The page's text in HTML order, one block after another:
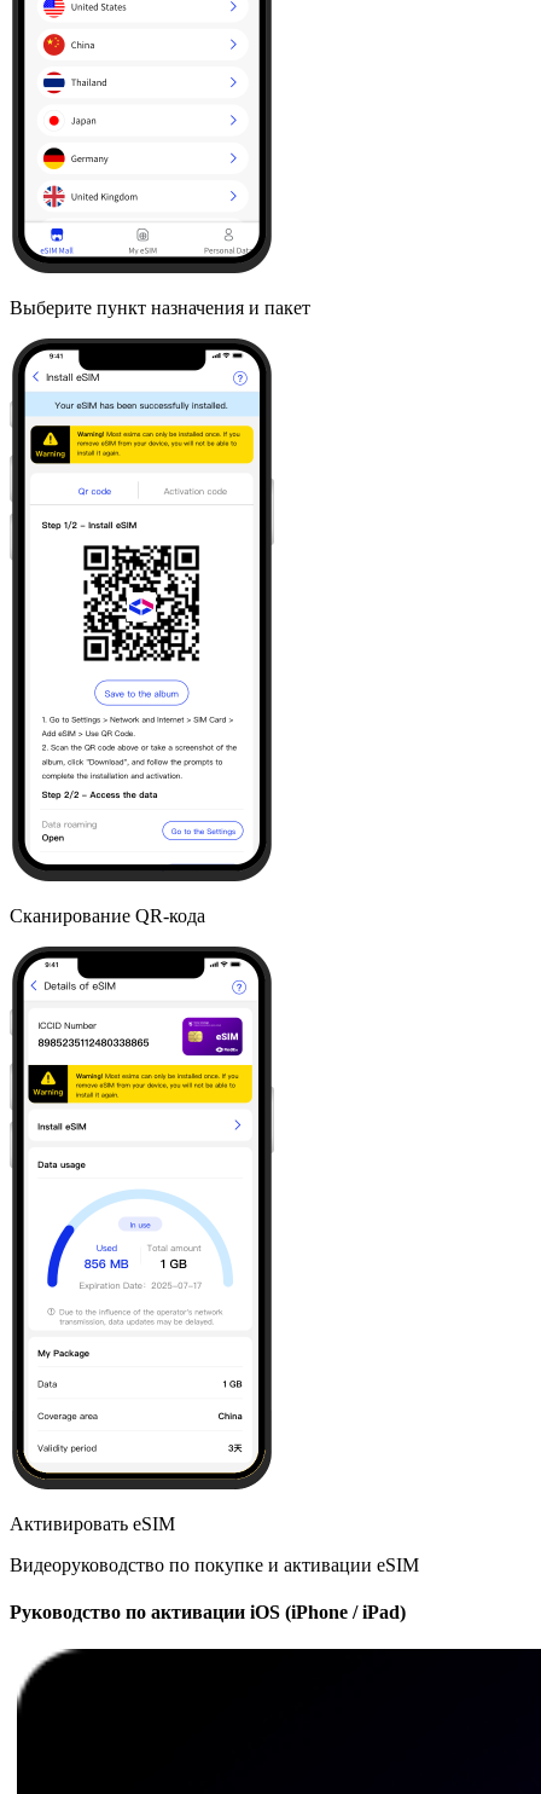
Выберите пункт назначения и пакет
Сканирование QR-кода
Активировать eSIM
Видеоруководство по покупке и активации eSIM
Руководство по активации iOS (iPhone / iPad)